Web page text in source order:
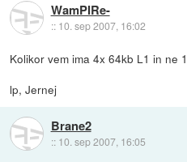
WamPIRe-
:: 10. sep 2007, 16:02
Kolikor vem ima 4x 64kb L1 in ne
lp, Jernej
Brane2
:: 10. sep 2007, 16:05